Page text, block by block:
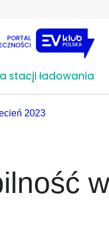
stacji ładowania
2023